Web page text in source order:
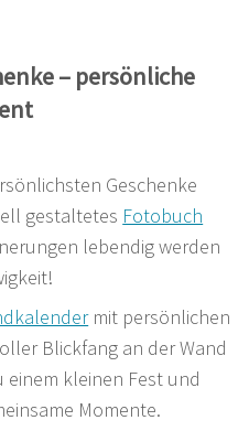
– persönliche
Geschenke
gestaltetes Fotobuch
lebendig werden
mit persönlichen
Blickfang an der Wand
einem kleinen Fest und
Momente.